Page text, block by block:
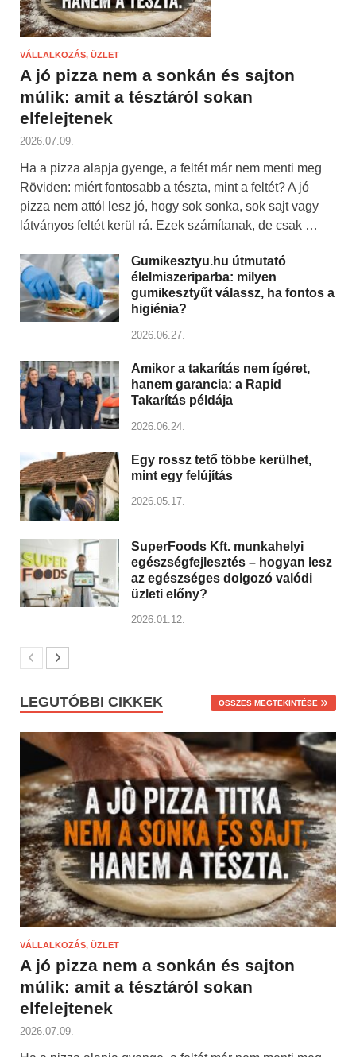
VÁLLALKOZÁS, ÜZLET
A jó pizza nem a sonkán és sajton
múlik: amit a tésztáról sokan
elfelejtenek
2026.07.09.
Ha a pizza alapja gyenge, a feltét már nem menti meg
Röviden: miért fontosabb a tészta, mint a feltét? A jó
pizza nem attól lesz jó, hogy sok sonka, sok sajt vagy
látványos feltét kerül rá. Ezek számítanak, de csak …
Gumikesztyu.hu útmutató
élelmiszeriparba: milyen
gumikesztyűt válassz, ha fontos a
higiénia?
2026.06.27.
Amikor a takarítás nem ígéret,
hanem garancia: a Rapid
Takarítás példája
2026.06.24.
Egy rossz tető többe kerülhet,
mint egy felújítás
2026.05.17.
SuperFoods Kft. munkahelyi
egészségfejlesztés – hogyan lesz
az egészséges dolgozó valódi
üzleti előny?
2026.01.12.
LEGUTÓBBI CIKKEK ÖSSZES MEGTEKINTÉSE
VÁLLALKOZÁS, ÜZLET
A jó pizza nem a sonkán és sajton
múlik: amit a tésztáról sokan
elfelejtenek
2026.07.09.